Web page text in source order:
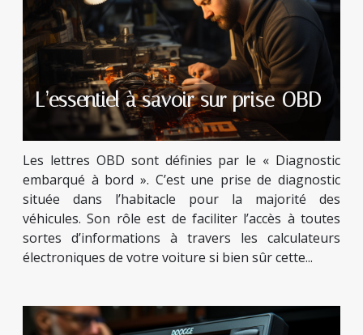
L’essentiel à savoir sur prise-OBD
Les lettres OBD sont définies par le « Diagnostic
embarqué à bord ». C’est une prise de diagnostic
située dans l’habitacle pour la majorité des
véhicules. Son rôle est de faciliter l’accès à toutes
sortes d’informations à travers les calculateurs
électroniques de votre voiture si bien sûr cette...